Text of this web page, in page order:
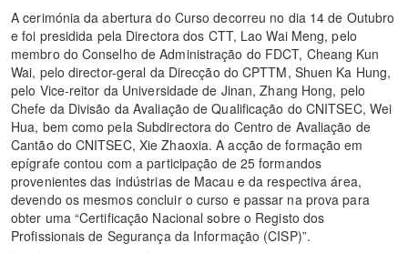
A cerimónia da abertura do Curso decorreu no dia 14 de Outubro
e foi presidida pela Directora dos CTT, Lao Wai Meng, pelo
membro do Conselho de Administração do FDCT, Cheang Kun
Wai, pelo director-geral da Direcção do CPTTM, Shuen Ka Hung,
pelo Vice-reitor da Universidade de Jinan, Zhang Hong, pelo
Chefe da Divisão da Avaliação de Qualificação do CNITSEC, Wei
Hua, bem como pela Subdirectora do Centro de Avaliação de
Cantão do CNITSEC, Xie Zhaoxia. A acção de formação em
epígrafe contou com a participação de 25 formandos
provenientes das indústrias de Macau e da respectiva área,
devendo os mesmos concluir o curso e passar na prova para
obter uma “Certificação Nacional sobre o Registo dos
Profissionais de Segurança da Informação (CISP)”.